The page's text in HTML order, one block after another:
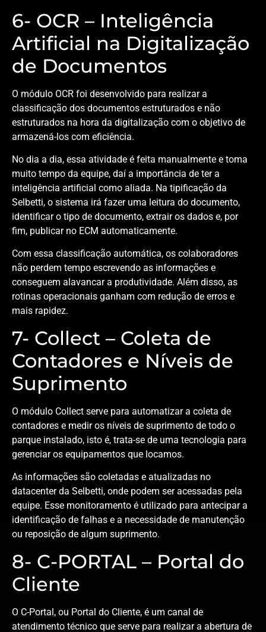
6- OCR – Inteligência
Artificial na Digitalização
de Documentos
O módulo OCR foi desenvolvido para realizar a
classificação dos documentos estruturados e não
estruturados na hora da digitalização com o objetivo de
armazená-los com eficiência.
No dia a dia, essa atividade é feita manualmente e toma
muito tempo da equipe, daí a importância de ter a
inteligência artificial como aliada. Na tipificação da
Selbetti, o sistema irá fazer uma leitura do documento,
identificar o tipo de documento, extrair os dados e, por
fim, publicar no ECM automaticamente.
Com essa classificação automática, os colaboradores
não perdem tempo escrevendo as informações e
conseguem alavancar a produtividade. Além disso, as
rotinas operacionais ganham com redução de erros e
mais rapidez.
7- Collect – Coleta de
Contadores e Níveis de
Suprimento
O módulo Collect serve para automatizar a coleta de
contadores e medir os níveis de suprimento de todo o
parque instalado, isto é, trata-se de uma tecnologia para
gerenciar os equipamentos que locamos.
As informações são coletadas e atualizadas no
datacenter da Selbetti, onde podem ser acessadas pela
equipe. Esse monitoramento é utilizado para antecipar a
identificação de falhas e a necessidade de manutenção
ou reposição de algum suprimento.
8- C-PORTAL – Portal do
Cliente
O C-Portal, ou Portal do Cliente, é um canal de
atendimento técnico que serve para realizar a abertura de